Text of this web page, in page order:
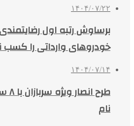
۱۴۰۴/۰۷/۲۲
برساوش رتبه اول
خودروهای وارداتی را کسب
۱۴۰۴/۰۷/۱۴
طرح
نام